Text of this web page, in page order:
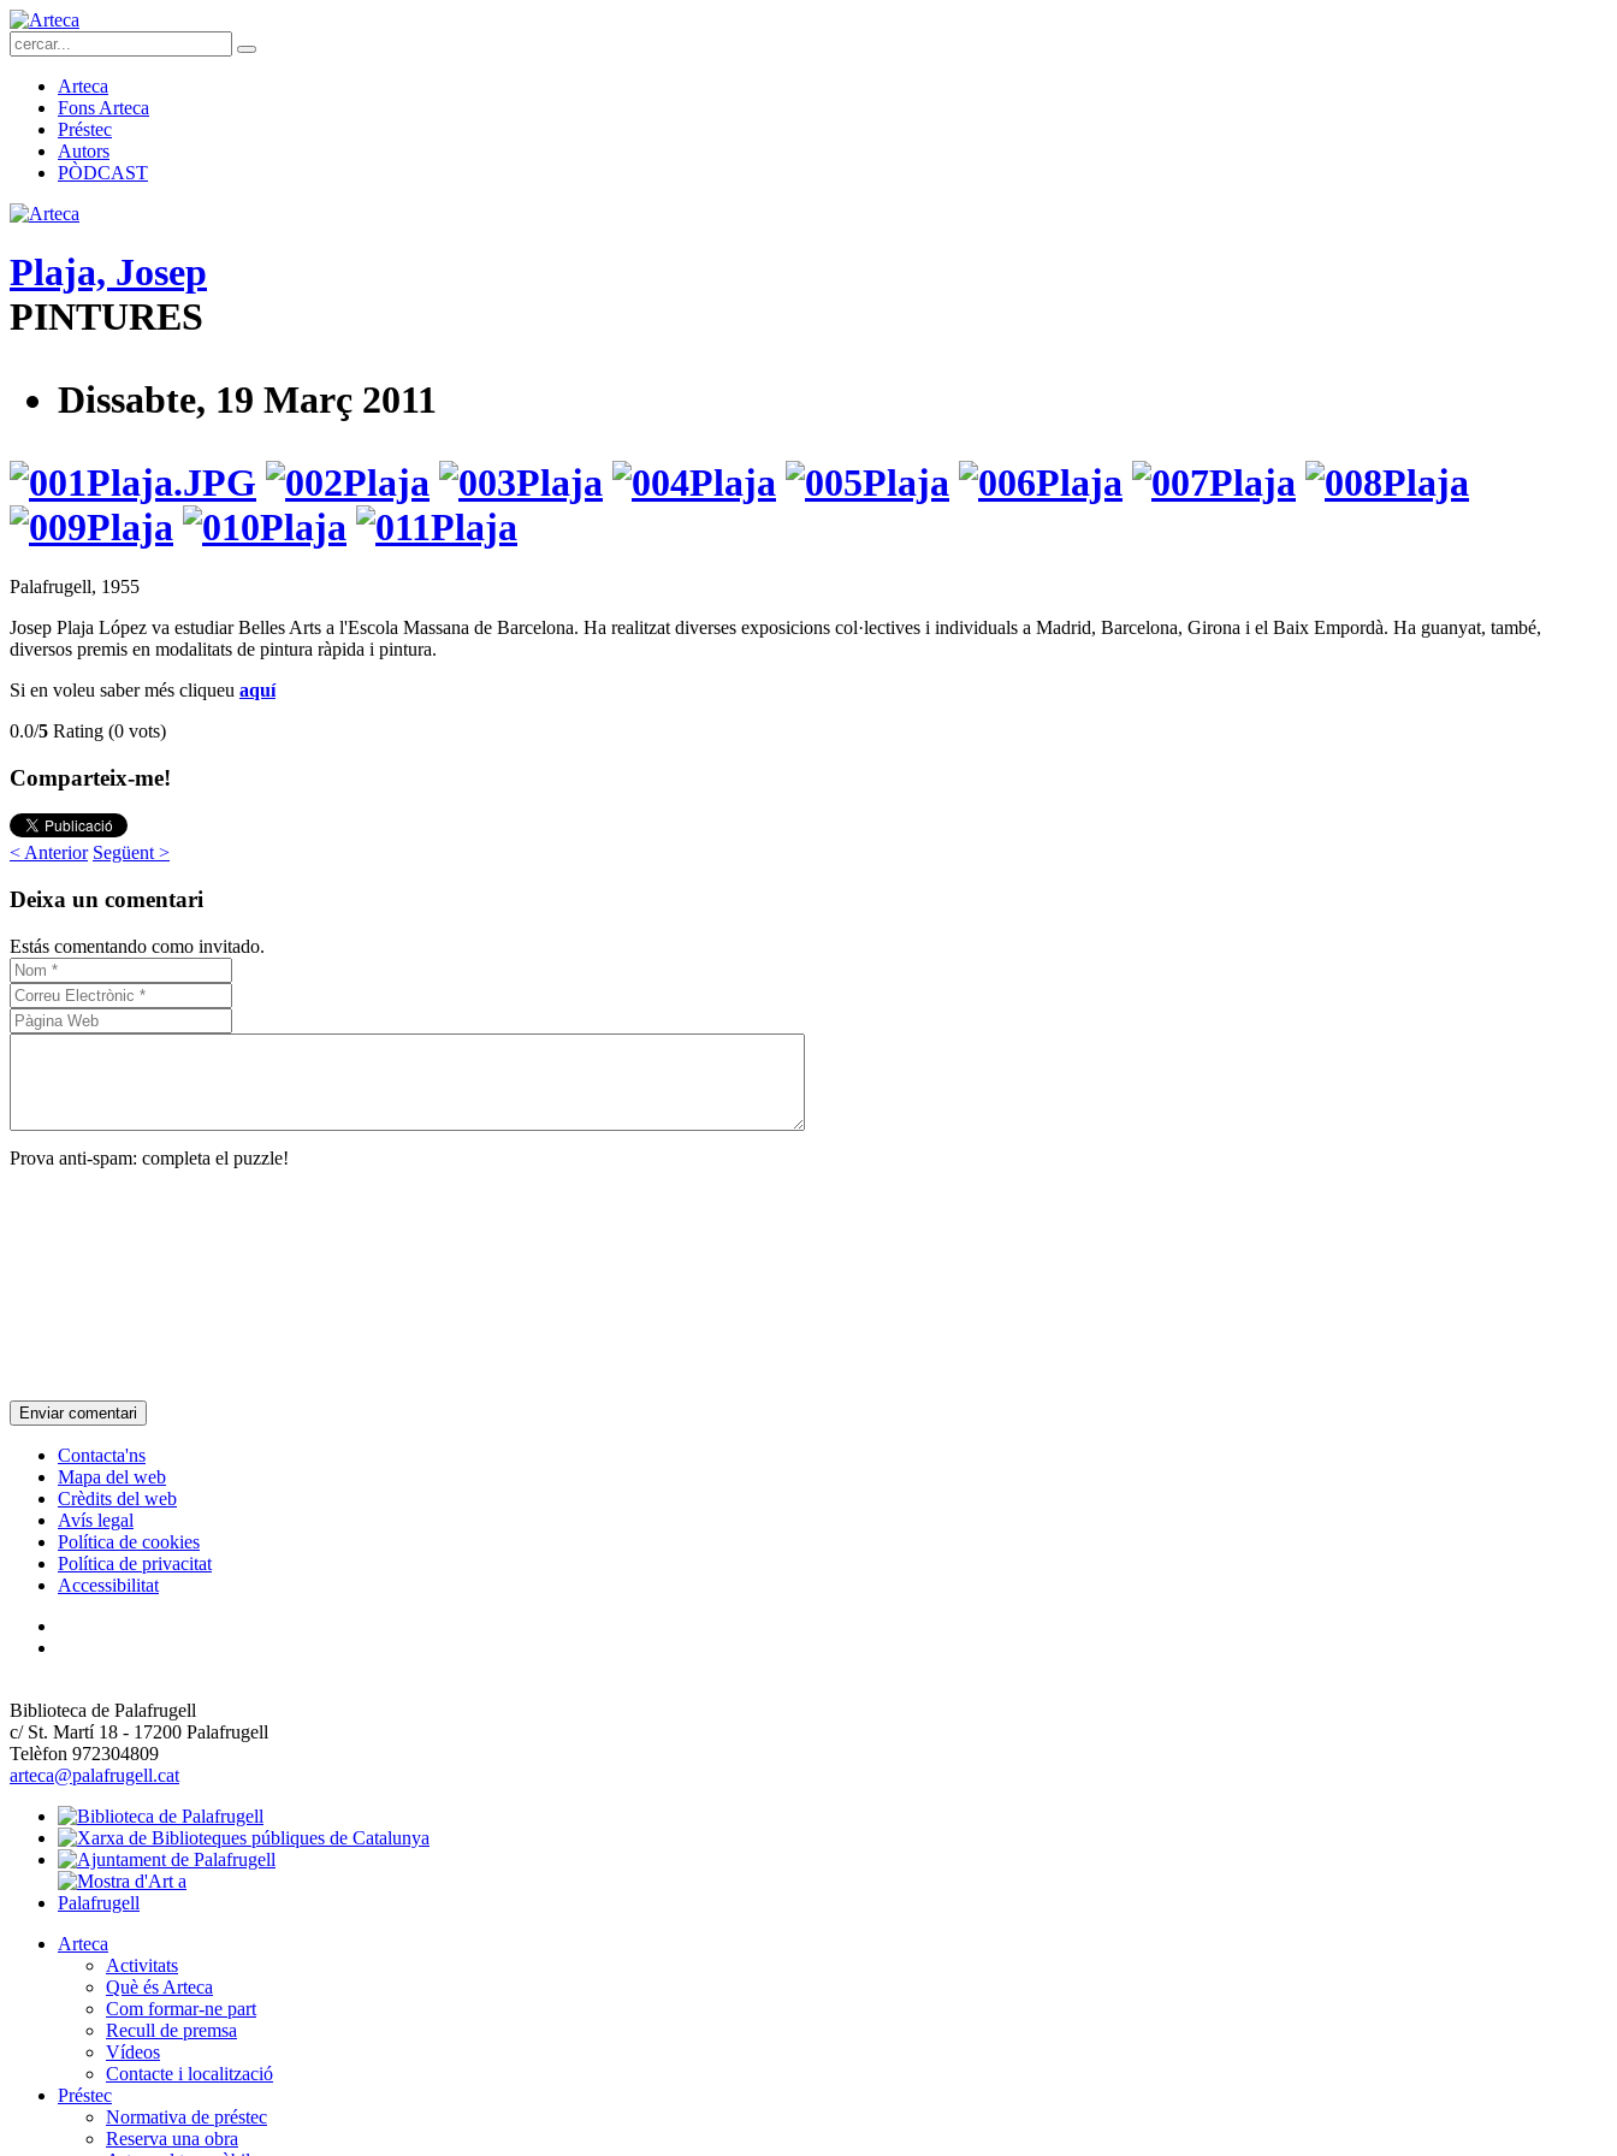
Arteca
Fons Arteca
Préstec
Autors
PÒDCAST
Plaja, Josep
PINTURES
Dissabte, 19 Març 2011
Palafrugell, 1955
Josep Plaja López va estudiar Belles Arts a l'Escola Massana de Barcelona. Ha realitzat diverses exposicions col·lectives i individuals a Madrid, Barcelona, Girona i el Baix Empordà. Ha guanyat, també,
diversos premis en modalitats de pintura ràpida i pintura.
Si en voleu saber més cliqueu aquí
0.0/5 Rating (0 vots)
Comparteix-me!
< Anterior Següent >
Deixa un comentari
Estás comentando como invitado.
Prova anti-spam: completa el puzzle!
Contacta'ns
Mapa del web
Crèdits del web
Avís legal
Política de cookies
Política de privacitat
Accessibilitat
Biblioteca de Palafrugell
c/ St. Martí 18 - 17200 Palafrugell
Telèfon 972304809
arteca@palafrugell.cat
Arteca
Activitats
Què és Arteca
Com formar-ne part
Recull de premsa
Vídeos
Contacte i localització
Préstec
Normativa de préstec
Reserva una obra